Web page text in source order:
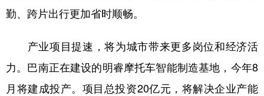
勤、跨片出行更加省时顺畅。
产业项目提速，将为城市带来更多岗位和经济活
力。巴南正在建设的明睿摩托车智能制造基地，今年8
月将建成投产。项目总投资20亿元，将解决企业产能